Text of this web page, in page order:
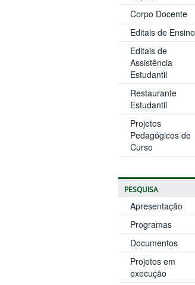
Corpo Docente
Editais de Ensino
Editais de
Assistência
Estudantil
Restaurante
Estudantil
Projetos
Pedagógicos de
Curso
PESQUISA
Apresentação
Programas
Documentos
Projetos em
execução